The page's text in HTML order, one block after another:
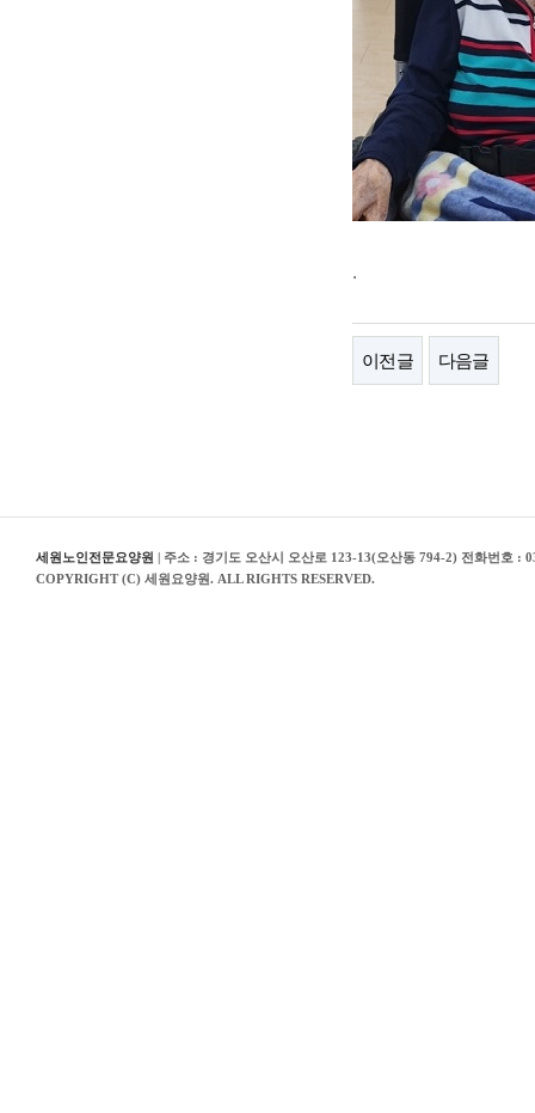
.
이전글 다음글
세원노인전문요양원 | 주소 : 경기도 오산시 오산로 123-13(오산동 794-2) 전화번호 :
COPYRIGHT (C) 세원요양원. ALL RIGHTS RESERVED.